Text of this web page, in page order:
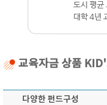
교육자금 상품
다양한 펀드구성